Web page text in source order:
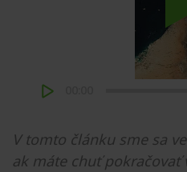
V tomto článku sme sa
ak máte chuť pokračovať